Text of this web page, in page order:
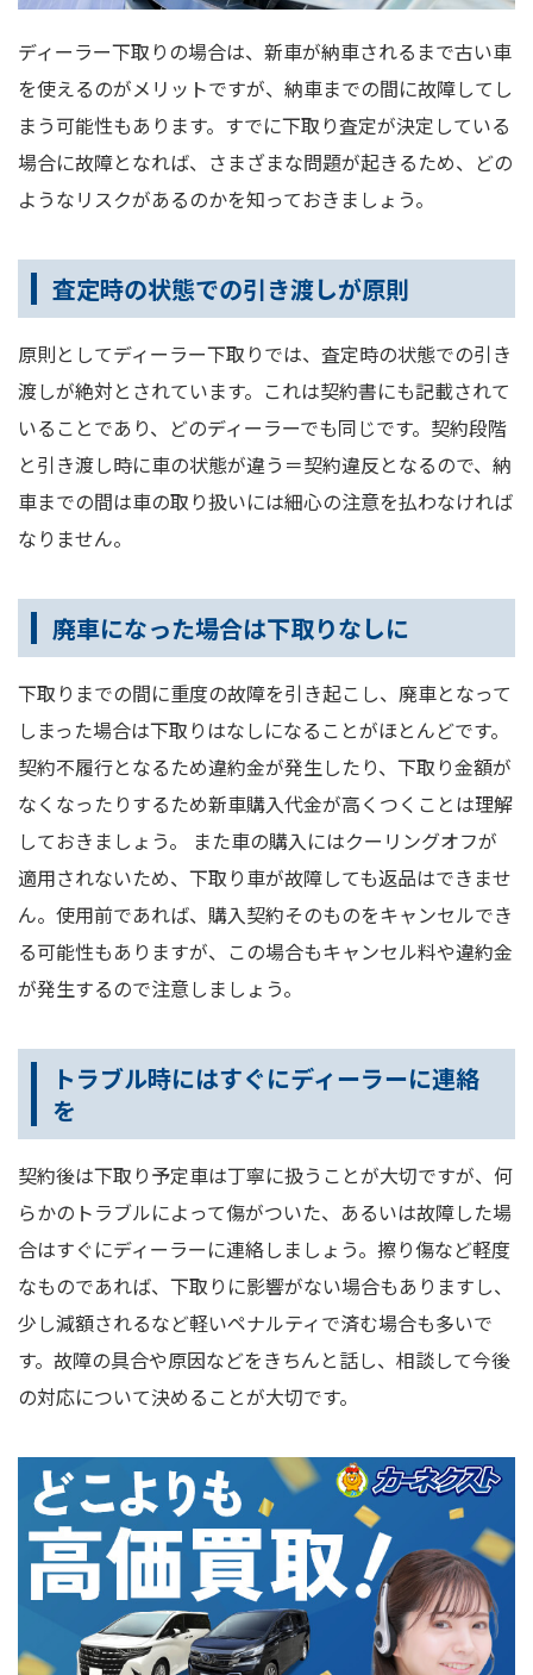
ディーラー下取りの場合は、新車が納車されるまで古い車
を使えるのがメリットですが、納車までの間に故障してし
まう可能性もあります。すでに下取り査定が決定している
場合に故障となれば、さまざまな問題が起きるため、どの
ようなリスクがあるのかを知っておきましょう。
査定時の状態での引き渡しが原則
原則としてディーラー下取りでは、査定時の状態での引き
渡しが絶対とされています。これは契約書にも記載されて
いることであり、どのディーラーでも同じです。契約段階
と引き渡し時に車の状態が違う＝契約違反となるので、納
車までの間は車の取り扱いには細心の注意を払わなければ
なりません。
廃車になった場合は下取りなしに
下取りまでの間に重度の故障を引き起こし、廃車となって
しまった場合は下取りはなしになることがほとんどです。
契約不履行となるため違約金が発生したり、下取り金額が
なくなったりするため新車購入代金が高くつくことは理解
しておきましょう。 また車の購入にはクーリングオフが
適用されないため、下取り車が故障しても返品はできませ
ん。使用前であれば、購入契約そのものをキャンセルでき
る可能性もありますが、この場合もキャンセル料や違約金
が発生するので注意しましょう。
トラブル時にはすぐにディーラーに連絡
を
契約後は下取り予定車は丁寧に扱うことが大切ですが、何
らかのトラブルによって傷がついた、あるいは故障した場
合はすぐにディーラーに連絡しましょう。擦り傷など軽度
なものであれば、下取りに影響がない場合もありますし、
少し減額されるなど軽いペナルティで済む場合も多いで
す。故障の具合や原因などをきちんと話し、相談して今後
の対応について決めることが大切です。